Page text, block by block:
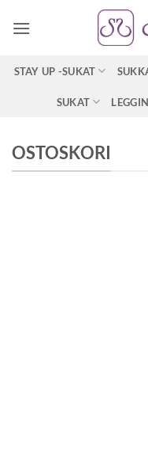
STAY UP -SUKAT
SUKAT
OSTOSKORI